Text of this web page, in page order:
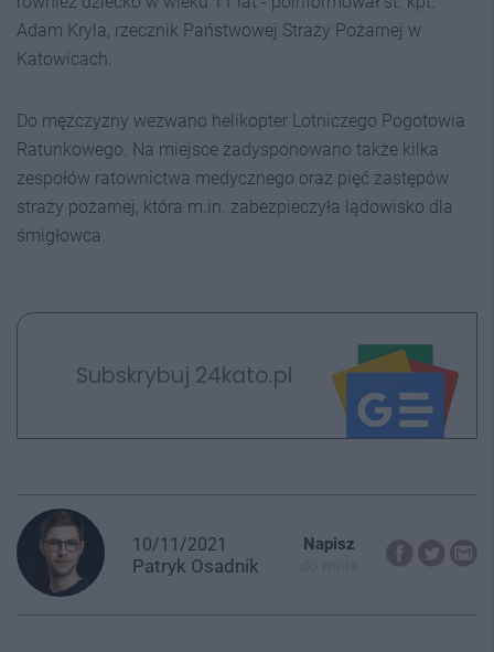
Adam Kryla, rzecznik Państwowej Straży Pożarnej w
Katowicach.
Do mężczyzny wezwano helikopter Lotniczego Pogotowia
Ratunkowego. Na miejsce zadysponowano także kilka
zespołów ratownictwa medycznego oraz pięć zastępów
straży pożarnej, która m.in. zabezpieczyła lądowisko dla
śmigłowca.
Subskrybuj 24kato.pl
10/11/2021
Patryk Osadnik
Napisz